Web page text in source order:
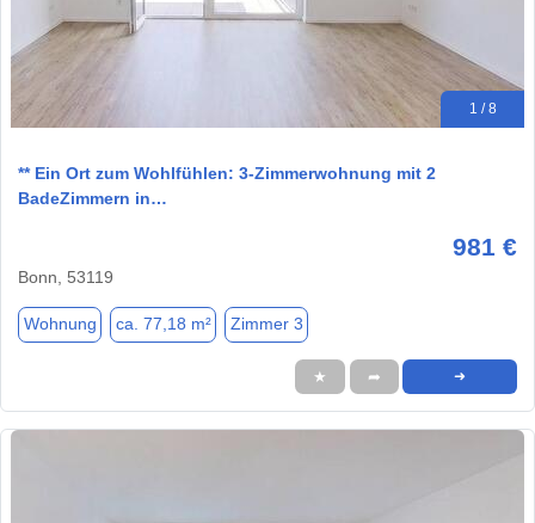
1 / 8
** Ein Ort zum Wohlfühlen: 3-Zimmerwohnung mit 2
BadeZimmern in…
981 €
Bonn, 53119
Wohnung ca. 77,18 m² Zimmer 3
★ ➦ ➜